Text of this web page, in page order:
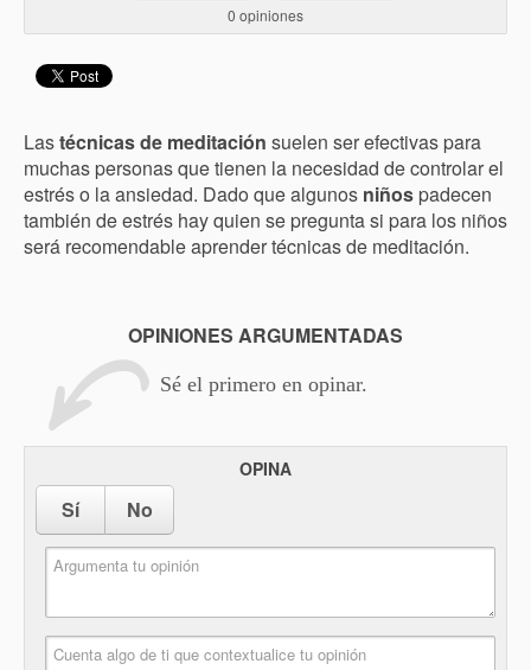
0 opiniones
Lastécnicas de meditación suelen ser efectivas para
muchas personas que tienen la necesidad de controlar el
estrés o la ansiedad. Dado que algunos niños padecen
también de estrés hay quien se pregunta si para los niños
será recomendable aprender técnicas de meditación.
OPINIONES ARGUMENTADAS
Sé el primero en opinar.
OPINA
Sí No